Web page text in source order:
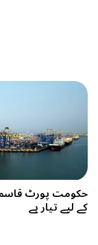
حکومت پورٹ قاسم
کے لیے تیار ہے